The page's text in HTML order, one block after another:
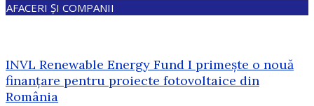
AFACERI ȘI COMPANII
INVL Renewable Energy Fund I primește o nouă
finanțare pentru proiecte fotovoltaice din
România